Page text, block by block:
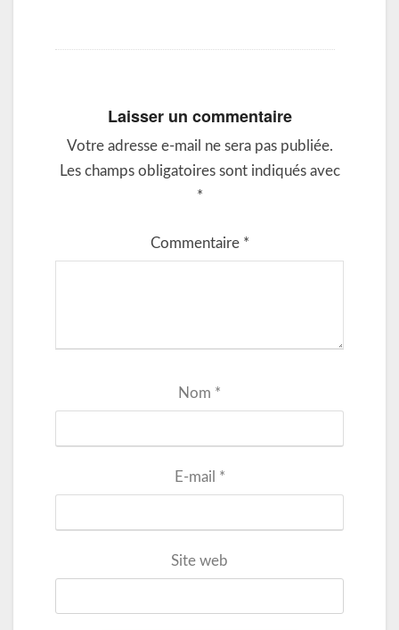
Laisser un commentaire
Votre adresse e-mail ne sera pas publiée.
Les champs obligatoires sont indiqués avec
*
Commentaire *
Nom *
E-mail *
Site web